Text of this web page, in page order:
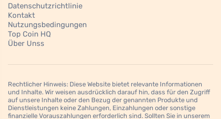
Datenschutzrichtlinie
Kontakt
Nutzungsbedingungen
Top Coin HQ
Über Unss
Rechtlicher Hinweis: Diese Website bietet relevante Informationen
und Inhalte. Wir weisen ausdrücklich darauf hin, dass für den Zugriff
auf unsere Inhalte oder den Bezug der genannten Produkte und
Dienstleistungen keine Zahlungen, Einzahlungen oder sonstige
finanzielle Vorauszahlungen erforderlich sind. Sollten Sie in unserem